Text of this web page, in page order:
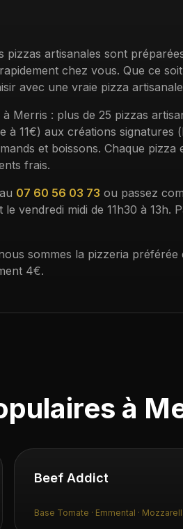
artisanales sont
chez vous. Que ce
avec une vraie pizza
à Merris : plus de 25 pizzas
à 11€) aux créations signatures
et boissons. Chaque pizza
frais.
07 60 56 03 73 ou passez
vendredi midi de 11h30 à 13h.
sommes la pizzeria
4€.
à
Beef Addict
Base Tomate · Emmental ·